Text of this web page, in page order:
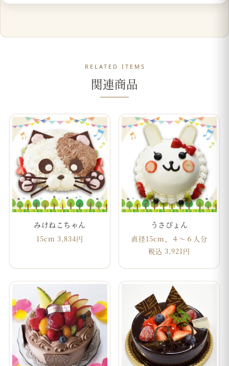
RELATED ITEMS
関連商品
みけねこちゃん
15cm 3,834円
うさぴょん
直径15cm、４〜６人分
税込 3,921円